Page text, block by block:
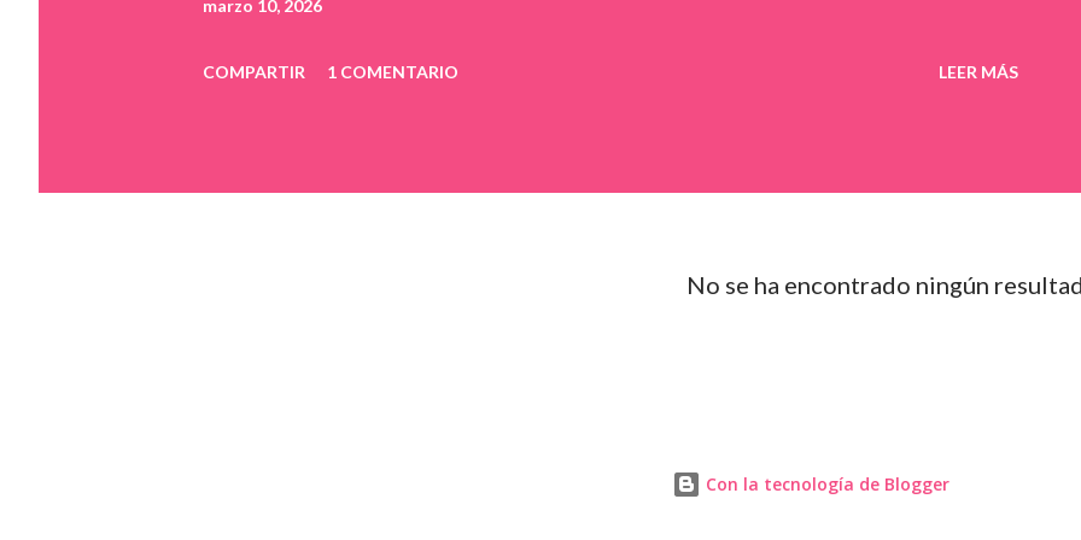
marzo 10, 2026
COMPARTIR 1 COMENTARIO LEER MÁS
No se ha encontrado ningún
Con la tecnología de Blogger